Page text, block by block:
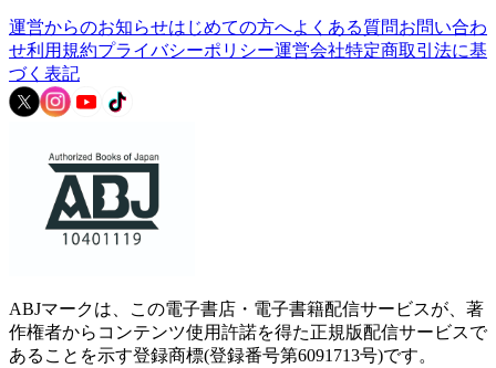
運営からのお知らせはじめての方へよくある質問お問い合わ
せ利用規約プライバシーポリシー運営会社特定商取引法に基
づく表記
ABJマークは、この電子書店・電子書籍配信サービスが、著
作権者からコンテンツ使用許諾を得た正規版配信サービスで
あることを示す登録商標(登録番号第6091713号)です。